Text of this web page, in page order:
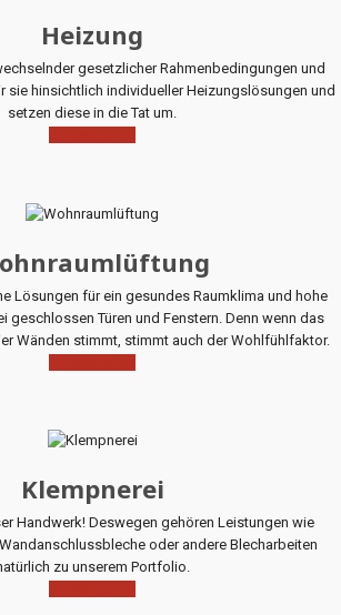
Heizung
gesetzlicher Rahmenbedingungen und
sie hinsichtlich individueller Heizungslösungen und
setzen diese in die Tat um.
Lösungen für ein gesundes Raumklima und hohe
geschlossen Türen und Fenstern. Denn wenn das
Wänden stimmt, stimmt auch der Wohlfühlfaktor.
Klempnerei
Handwerk! Deswegen gehören Leistungen wie
oder andere Blecharbeiten
zu unserem Portfolio.